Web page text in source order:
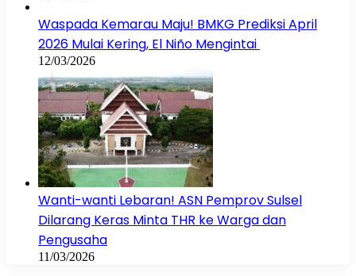
Waspada Kemarau Maju! BMKG Prediksi April
2026 Mulai Kering, El Niño Mengintai
12/03/2026
Wanti-wanti Lebaran! ASN Pemprov Sulsel
Dilarang Keras Minta THR ke Warga dan
Pengusaha
11/03/2026